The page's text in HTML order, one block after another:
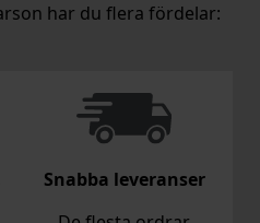
har du flera fördelar:
Snabba leveranser